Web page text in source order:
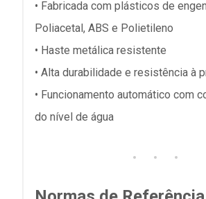
• Fabricada com plásticos de
Poliacetal, ABS e Polietileno
• Haste metálica resistente
• Alta durabilidade e resistência à
• Funcionamento automático com
do nível de água